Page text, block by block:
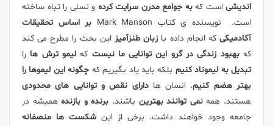
اندیشی است کهبه جوامع مدرن سرایت کرده و نسلی را تباه ساخته
است. نویسنده ی کتاب Mark Manson
بر اساس تحقیقات
آکادمیکیکه انجام داده با زبان طنزآمیز این بحث را مطرح می کند
کهبهبود زندگی در گرو این توانایی ما نیست کهلیمو ترش ها را
تبدیل به لیموناد کنیم بلکه باید یاد بگیریم که چگونه این لیموها را
بهتر هضم کنیم. انسان هادارای نقص و توانایی های محدودی
هستند. همهنمی توانند بهترین باشند. برنده و بازندههمیشه در
جامعه وجود خواهند داشت. برخی از این شکست ها منصفانه